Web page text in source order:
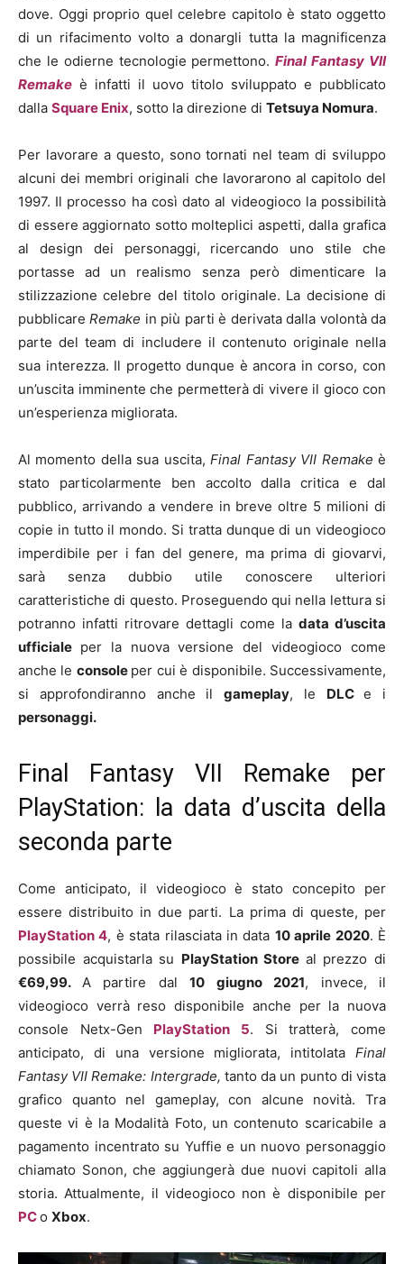
dove. Oggi proprio quel celebre capitolo è stato oggetto
di un rifacimento volto a donargli tutta la magnificenza
che le odierne tecnologie permettono.Final Fantasy VII
Remake è infatti il uovo titolo sviluppato e pubblicato
dalla Square Enix, sotto la direzione di Tetsuya Nomura.
Per lavorare a questo, sono tornati nel team di sviluppo
alcuni dei membri originali che lavorarono al capitolo del
1997. Il processo ha così dato al videogioco la possibilità
di essere aggiornato sotto molteplici aspetti, dalla grafica
al design dei personaggi, ricercando uno stile che
portasse ad un realismo senza però dimenticare la
stilizzazione celebre del titolo originale. La decisione di
pubblicareRemake in più parti è derivata dalla volontà da
parte del team di includere il contenuto originale nella
sua interezza. Il progetto dunque è ancora in corso, con
un’uscita imminente che permetterà di vivere il gioco con
un’esperienza migliorata.
Al momento della sua uscita,Final Fantasy VII Remakeè
stato particolarmente ben accolto dalla critica e dal
pubblico, arrivando a vendere in breve oltre 5 milioni di
copie in tutto il mondo. Si tratta dunque di un videogioco
imperdibile per i fan del genere, ma prima di giovarvi,
sarà senza dubbio utile conoscere ulteriori
caratteristiche di questo. Proseguendo qui nella lettura si
potranno infatti ritrovare dettagli come la data d’uscita
ufficiale per la nuova versione del videogioco come
anche le console per cui è disponibile. Successivamente,
si approfondiranno anche il gameplay, le DLCe i
personaggi.
Final Fantasy VII Remake per
PlayStation: la data d’uscita della
seconda parte
Come anticipato, il videogioco è stato concepito per
essere distribuito in due parti. La prima di queste, per
PlayStation 4, è stata rilasciata in data 10 aprile 2020. È
possibile acquistarla su PlayStation Store al prezzo di
€69,99. A partire dal 10 giugno 2021, invece, il
videogioco verrà reso disponibile anche per la nuova
console Netx-Gen PlayStation 5. Si tratterà, come
anticipato, di una versione migliorata, intitolata Final
Fantasy VII Remake: Intergrade, tanto da un punto di vista
grafico quanto nel gameplay, con alcune novità. Tra
queste vi è la Modalità Foto, un contenuto scaricabile a
pagamento incentrato su Yuffie e un nuovo personaggio
chiamato Sonon, che aggiungerà due nuovi capitoli alla
storia.Attualmente, il videogioco non è disponibile per
PCo Xbox.